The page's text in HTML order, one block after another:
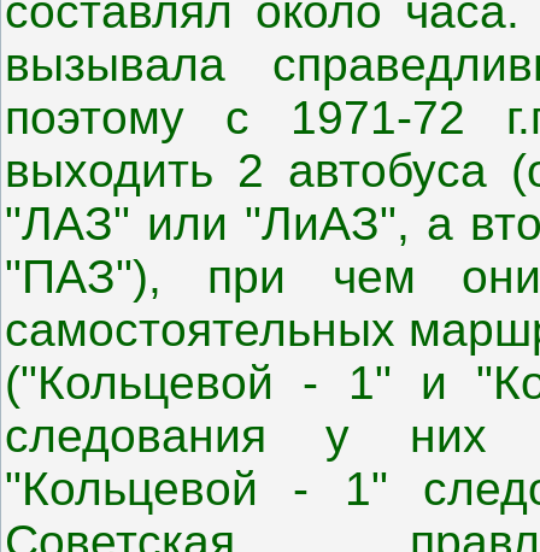
составлял около
вызывала
поэтому с 1971-72
выходить 2 автобуса
"ЛАЗ" или "ЛиАЗ", а
"ПАЗ"), при чем
самостоятельных
("Кольцевой - 1" и
следования у них
"Кольцевой - 1"
Советская,